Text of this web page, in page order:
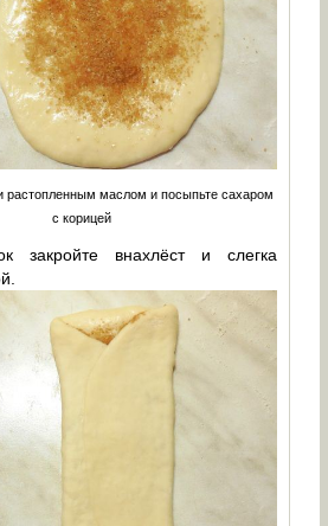
растопленным маслом и посыпьте сахаром
с корицей
закройте внахлёст и слегка